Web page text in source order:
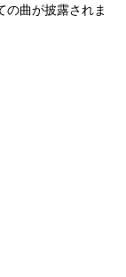
の曲が披露されま